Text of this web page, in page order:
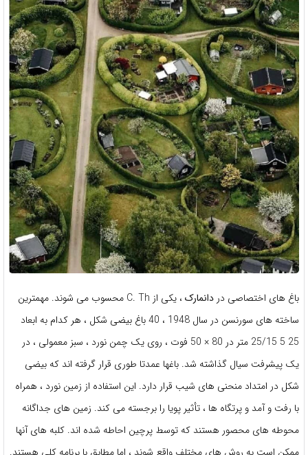
باغ های اختصاصی در دانمارک
، یکی از C. Th محسوب می شوند. مهمترین
ساخته های سورنسن در سال 1948 ، 40 باغ بیضی شکل ، هر کدام به ابعاد
25 5 25/15 متر در 80 × 50 فوت ، روی یک چمن نورد ، سبز معمولی ، در
یک پیشرفت سیال گذاشته شد. باغها عمدتا طوری قرار گرفته اند که بیضی
شکل در امتداد منحنی های شیب قرار دارد. این استفاده از زمین نورد ، همراه
با رفت و آمد و پرتگاه ها ، تأثیر پویا را برجسته می کند. زمین های جداگانه
محوطه های محصور هستند که توسط پرچین احاطه شده اند. کلبه های آنها